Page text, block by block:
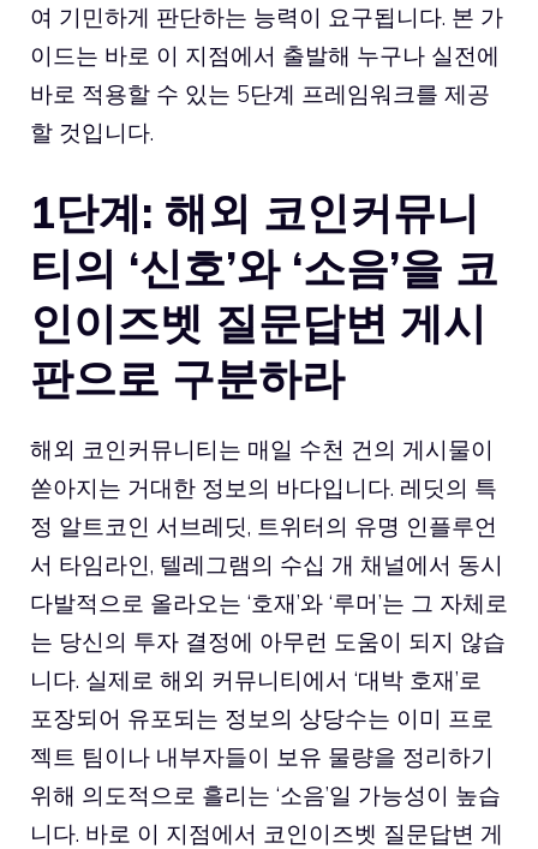
여 기민하게 판단하는 능력이 요구됩니다. 본 가
이드는 바로 이 지점에서 출발해 누구나 실전에
바로 적용할 수 있는 5단계 프레임워크를 제공
할 것입니다.
1단계: 해외 코인커뮤니
티의 ‘신호’와 ‘소음’을 코
인이즈벳 질문답변 게시
판으로 구분하라
해외 코인커뮤니티는 매일 수천 건의 게시물이
쏟아지는 거대한 정보의 바다입니다. 레딧의 특
정 알트코인 서브레딧, 트위터의 유명 인플루언
서 타임라인, 텔레그램의 수십 개 채널에서 동시
다발적으로 올라오는 ‘호재’와 ‘루머’는 그 자체로
는 당신의 투자 결정에 아무런 도움이 되지 않습
니다. 실제로 해외 커뮤니티에서 ‘대박 호재’로
포장되어 유포되는 정보의 상당수는 이미 프로
젝트 팀이나 내부자들이 보유 물량을 정리하기
위해 의도적으로 흘리는 ‘소음’일 가능성이 높습
니다. 바로 이 지점에서 코인이즈벳 질문답변 게